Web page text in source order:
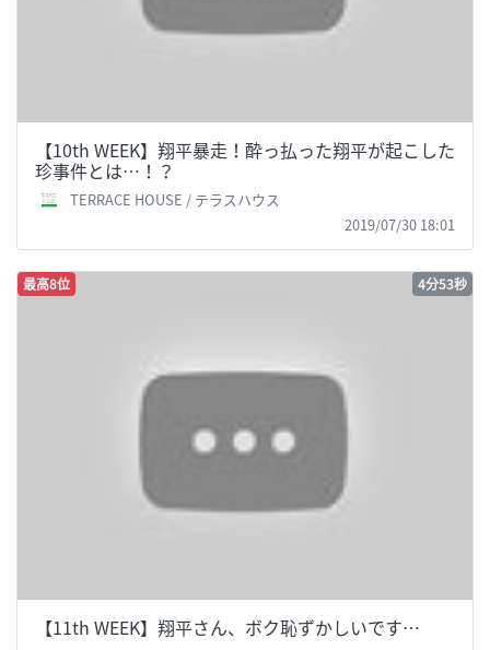
【10th WEEK】翔平暴走！酔っ払った翔平が起こした
珍事件とは…！？
TERRACE HOUSE / テラスハウス
2019/07/30 18:01
最高8位 4分53秒
【11th WEEK】翔平さん、ボク恥ずかしいです…